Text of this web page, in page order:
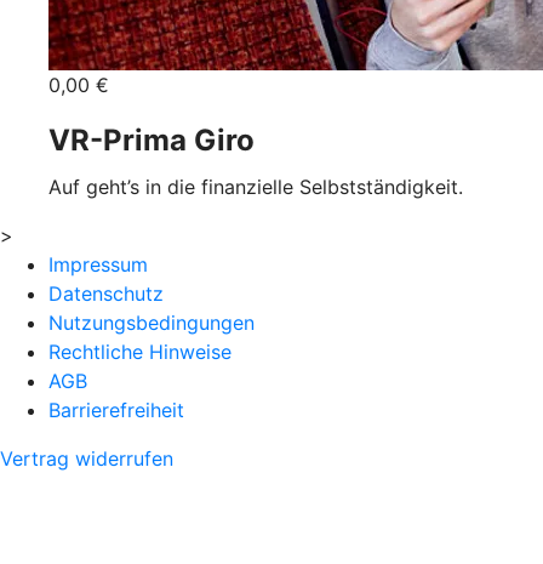
0,00 €
VR-Prima Giro
Auf geht’s in die finanzielle Selbstständigkeit.
>
Impressum
Datenschutz
Nutzungsbedingungen
Rechtliche Hinweise
AGB
Barrierefreiheit
Vertrag widerrufen